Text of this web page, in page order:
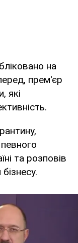
на
прем'єр
які
та розповів